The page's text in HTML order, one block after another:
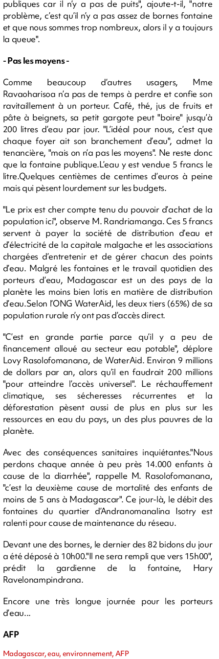
publiques car il n’y a pas de puits", ajoute-t-il, "notre
problème, c’est qu’il n’y a pas assez de bornes fontaine
et que nous sommes trop nombreux, alors il y a toujours
la queue".
- Pas les moyens -
Comme beaucoup d’autres usagers, Mme
Ravaoharisoa n’a pas de temps à perdre et confie son
ravitaillement à un porteur. Café, thé, jus de fruits et
pâte à beignets, sa petit gargote peut "boire" jusqu’à
200 litres d’eau par jour. "L’idéal pour nous, c’est que
chaque foyer ait son branchement d’eau", admet la
tenancière, "mais on n’a pas les moyens". Ne reste donc
que la fontaine publique.L’eau y est vendue 5 francs le
litre.Quelques centièmes de centimes d’euros à peine
mais qui pèsent lourdement sur les budgets.
"Le prix est cher compte tenu du pouvoir d’achat de la
population ici", observe M. Randriamanga. Ces 5 francs
servent à payer la société de distribution d’eau et
d’électricité de la capitale malgache et les associations
chargées d’entretenir et de gérer chacun des points
d’eau. Malgré les fontaines et le travail quotidien des
porteurs d’eau, Madagascar est un des pays de la
planète les moins bien lotis en matière de distribution
d’eau.Selon l’ONG WaterAid, les deux tiers (65%) de sa
population rurale n’y ont pas d’accès direct.
"C’est en grande partie parce qu’il y a peu de
financement alloué au secteur eau potable", déplore
Lovy Rasolofomanana, de WaterAid. Environ 9 millions
de dollars par an, alors qu’il en faudrait 200 millions
"pour atteindre l’accès universel". Le réchauffement
climatique, ses sécheresses récurrentes et la
déforestation pèsent aussi de plus en plus sur les
ressources en eau du pays, un des plus pauvres de la
planète.
Avec des conséquences sanitaires inquiétantes."Nous
perdons chaque année à peu près 14.000 enfants à
cause de la diarrhée", rappelle M. Rasolofomanana,
"c’est la deuxième cause de mortalité des enfants de
moins de 5 ans à Madagascar". Ce jour-là, le débit des
fontaines du quartier d’Andranomanalina Isotry est
ralenti pour cause de maintenance du réseau.
Devant une des bornes, le dernier des 82 bidons du jour
a été déposé à 10h00."Il ne sera rempli que vers 15h00",
prédit la gardienne de la fontaine, Hary
Ravelonampindrana.
Encore une très longue journée pour les porteurs
d’eau...
AFP
Madagascar, eau, environnement, AFP